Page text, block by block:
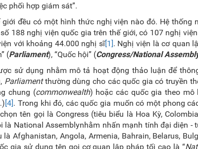
phối hợp giám sát”.
đều có một hình thức nghị viện nào đó. Hệ thống
188 nghị viện quốc gia trên thế giới, có 107 nghị
với khoảng 44.000 nghị sĩ[1]. Nghị viện là cơ quan
(Parliament), “Quốc hội” (Congress/National
sử dụng nhằm mô tả hoạt động thảo luận để
Parliamentthường dùng cho các quốc gia có truyền
chung (commonwealth) hoặc các quốc gia theo mô
[4]. Trong khi đó, các quốc gia muốn có mộtphong
tên gọi là Congress (tiêu biểu là Hoa Kỳ,
là National Assemblynhằm nhấn mạnh tính đại diện -
Afghanistan, Angola, Armenia, Bahrain, Belarus,
gia sử dụng tên gọi cơ quan lập pháp tối cao là “